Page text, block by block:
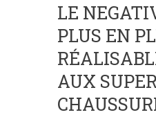
LE
PLUS EN
AUX